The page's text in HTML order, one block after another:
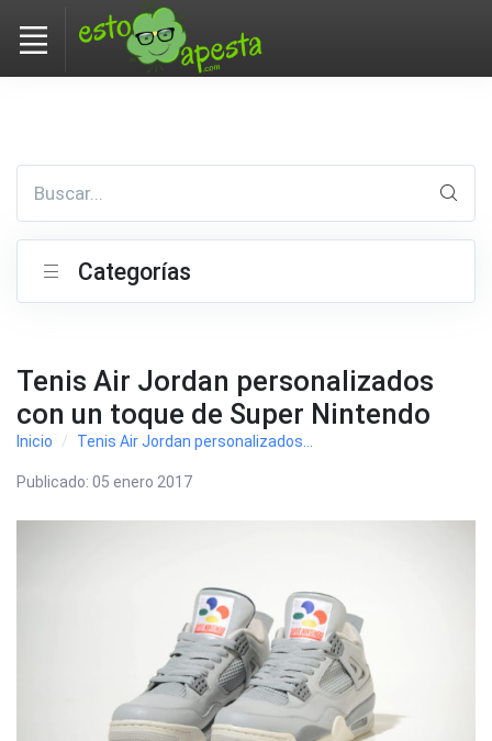
Tenis Air Jordan personalizados
con un toque de Super Nintendo
Inicio Tenis Air Jordan personalizados...
Publicado: 05 enero 2017
Buscar...
Categorías